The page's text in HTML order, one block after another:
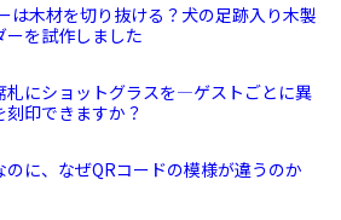
は木材を切り抜ける？犬の足跡入り木製
ーを試作しました
札にショットグラスを―ゲストごとに異
刻印できますか？
のに、なぜQRコードの模様が違うのか